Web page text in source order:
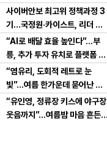
로 물드는 가을의 하루
사이버안보 최고위 정책과정 3
기…국정원·카이스트, 리더 안
보역량 키운다
“AI로 배달 효율 높인다”…부
릉, 추가 투자 유치로 플랫폼 혁
신 가속
“염유리, 도회적 레트로 눈
빛”…여름 한가운데 묻어난 자
유의 감각→팬들 궁금증 증폭
“유인영, 정류장 키스에 야구장
웃음까지”…여름밤 마음 흔든